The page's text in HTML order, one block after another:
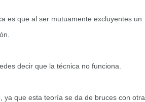
es que al ser mutuamente excluyentes un
decir que la técnica no funciona.
ya que esta teoría se da de bruces con otra